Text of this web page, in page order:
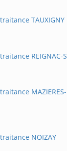
TAUXIGNY
REIGNAC-
MAZIERES-
NOIZAY